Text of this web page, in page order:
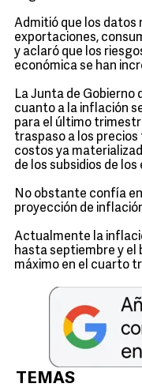
Admitió que los datos
exportaciones,
y aclaró que los
económica se han
La Junta de Gobierno
cuanto a la inflación
para el último
traspaso a los
costos ya
de los subsidios de
No obstante confía
proyección de
Actualmente la
hasta septiembre y el
máximo en el cuarto
TEMAS